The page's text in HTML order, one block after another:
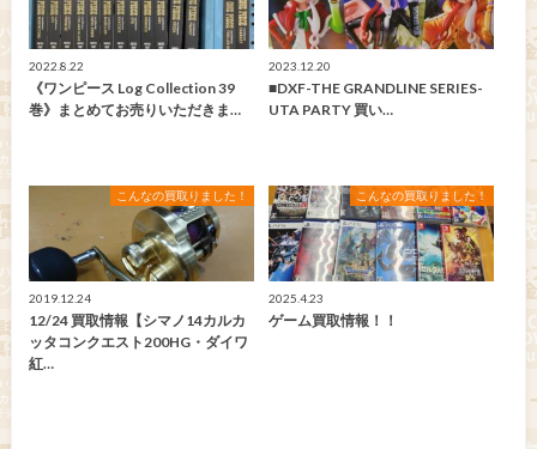
2022.8.22
《ワンピース Log Collection 39
巻》まとめてお売りいただきま…
2023.12.20
■DXF-THE GRANDLINE SERIES-
UTA PARTY 買い…
こんなの買取りました！
2019.12.24
12/24 買取情報【シマノ14カルカ
ッタコンクエスト200HG・ダイワ
紅…
こんなの買取りました！
2025.4.23
ゲーム買取情報！！